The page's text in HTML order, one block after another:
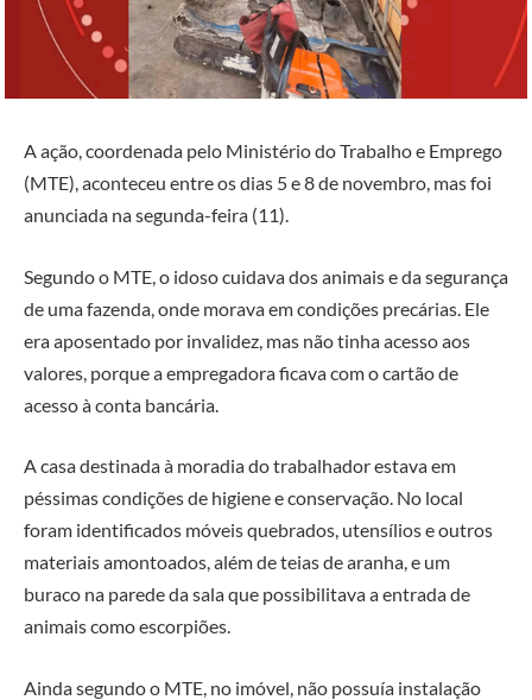
A ação, coordenada pelo Ministério do Trabalho e Emprego
(MTE), aconteceu entre os dias 5 e 8 de novembro, mas foi
anunciada na segunda-feira (11).
Segundo o MTE, o idoso cuidava dos animais e da segurança
de uma fazenda, onde morava em condições precárias. Ele
era aposentado por invalidez, mas não tinha acesso aos
valores, porque a empregadora ficava com o cartão de
acesso à conta bancária.
A casa destinada à moradia do trabalhador estava em
péssimas condições de higiene e conservação. No local
foram identificados móveis quebrados, utensílios e outros
materiais amontoados, além de teias de aranha, e um
buraco na parede da sala que possibilitava a entrada de
animais como escorpiões.
Ainda segundo o MTE, no imóvel, não possuía instalação